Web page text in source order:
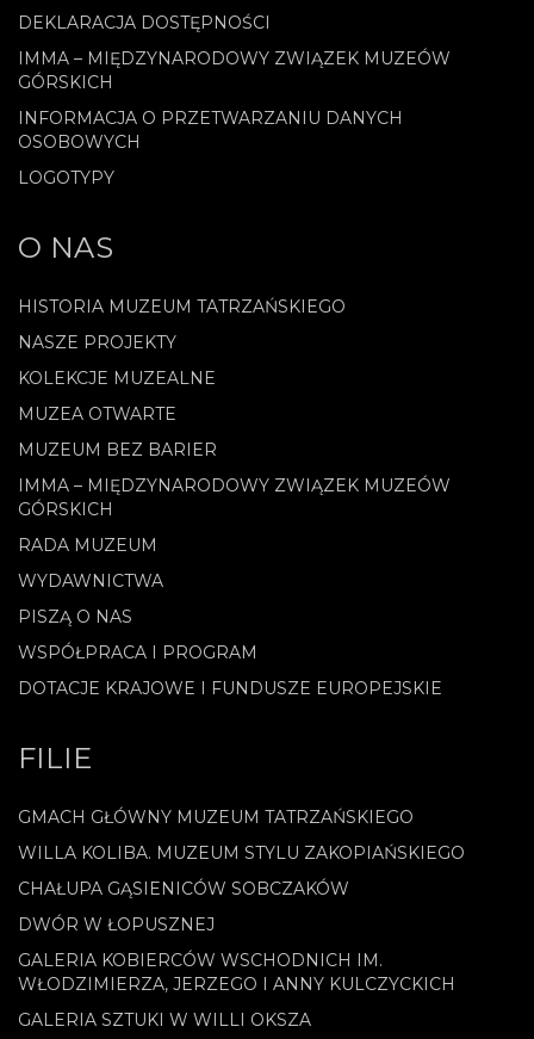
DEKLARACJA DOSTĘPNOŚCI
IMMA – MIĘDZYNARODOWY ZWIĄZEK MUZEÓW
GÓRSKICH
INFORMACJA O PRZETWARZANIU DANYCH
OSOBOWYCH
LOGOTYPY
O NAS
HISTORIA MUZEUM TATRZAŃSKIEGO
NASZE PROJEKTY
KOLEKCJE MUZEALNE
MUZEA OTWARTE
MUZEUM BEZ BARIER
IMMA – MIĘDZYNARODOWY ZWIĄZEK MUZEÓW
GÓRSKICH
RADA MUZEUM
WYDAWNICTWA
PISZĄ O NAS
WSPÓŁPRACA I PROGRAM
DOTACJE KRAJOWE I FUNDUSZE EUROPEJSKIE
FILIE
GMACH GŁÓWNY MUZEUM TATRZAŃSKIEGO
WILLA KOLIBA. MUZEUM STYLU ZAKOPIAŃSKIEGO
CHAŁUPA GĄSIENICÓW SOBCZAKÓW
DWÓR W ŁOPUSZNEJ
GALERIA KOBIERCÓW WSCHODNICH IM.
WŁODZIMIERZA, JERZEGO I ANNY KULCZYCKICH
GALERIA SZTUKI W WILLI OKSZA